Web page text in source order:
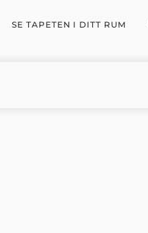
SE TAPETEN I DITT RUM